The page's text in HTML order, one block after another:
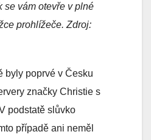
se vám otevře v plné
prohlížeče. Zdroj:
byly poprvé v Česku
značky Christie s
podstatě slůvko
případě ani neměl